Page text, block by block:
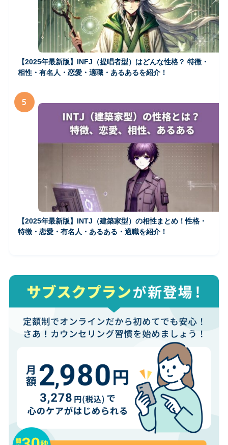
【2025年最新版】INFJ（提唱者型）はどんな性格？ 特徴・
相性・有名人・恋愛・適職・あるあるを紹介！
5
【2025年最新版】INTJ（建築家型）の相性まとめ！性格・
特徴・恋愛・有名人・あるある・適職を紹介！